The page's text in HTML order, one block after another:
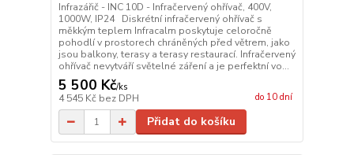
Infrazářič - INC 10D - Infračervený ohřívač, 400V,
1000W, IP24 Diskrétní infračervený ohřívač s
měkkým teplem Infracalm poskytuje celoročně
pohodlí v prostorech chráněných před větrem, jako
jsou balkony, terasy a terasy restaurací. Infračervený
ohřívač nevytváří světelné záření a je perfektní vo...
5 500 Kč/ks
4 545 Kč bez DPH do 10 dní
Přidat do košíku